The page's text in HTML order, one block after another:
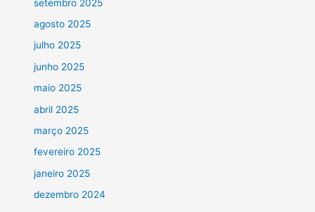
setembro 2025
agosto 2025
julho 2025
junho 2025
maio 2025
abril 2025
março 2025
fevereiro 2025
janeiro 2025
dezembro 2024